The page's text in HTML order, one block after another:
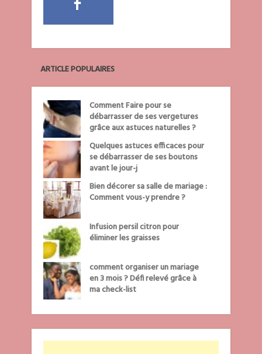
ARTICLE POPULAIRES
Comment Faire pour se
débarrasser de ses vergetures
grâce aux astuces naturelles ?
Quelques astuces efficaces pour
se débarrasser de ses boutons
avant le jour-j
Bien décorer sa salle de mariage :
Comment vous-y prendre ?
Infusion persil citron pour
éliminer les graisses
comment organiser un mariage
en 3 mois ? Défi relevé grâce à
ma check-list